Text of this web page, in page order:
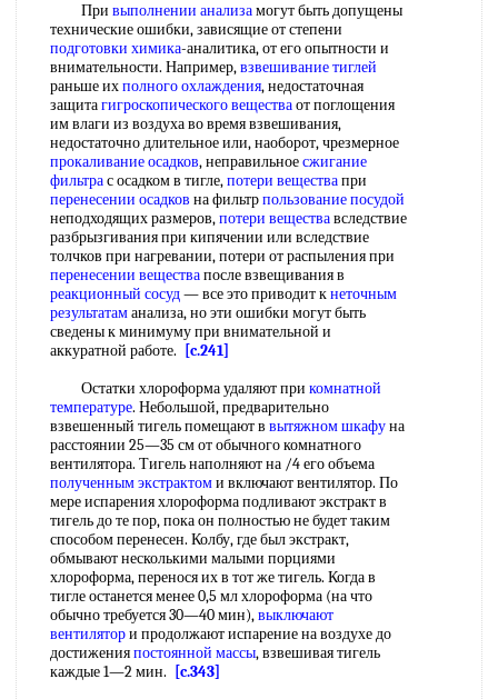
При выполнении анализамогут быть допущены
технические ошибки, зависящие от степени
подготовки химика-аналитика, от его опытности и
внимательности. Например,взвешивание тиглей
раньше ихполного охлаждения, недостаточная
защитагигроскопического веществаот поглощения
им влаги из воздуха во время взвешивания,
недостаточно длительное или, наоборот, чрезмерное
прокаливание осадков, неправильноесжигание
фильтрас осадком в тигле,потери веществапри
перенесении осадков на фильтрпользование посудой
неподходящих размеров,потери веществавследствие
разбрызгивания при кипячении или вследствие
толчков при нагревании, потери от распыления при
перенесении веществапосле взвещивания в
реакционный сосуд— все это приводит кнеточным
результатаманализа, но эти ошибки могут быть
сведены к минимуму при внимательной и
аккуратной работе.
[c.241]
Остатки хлороформа удаляют при комнатной
температуре. Небольшой, предварительно
взвешенный тигель помещают в вытяжном шкафуна
расстоянии 25—35 см от обычного комнатного
вентилятора. Тигель наполняют на /4 его объема
полученным экстрактоми включают вентилятор. По
мере испарения хлороформа подливают экстракт в
тигель до те пор, пока он полностью не будет таким
способом перенесен. Колбу, где был экстракт,
обмывают несколькими малыми порциями
хлороформа, перенося их в тот же тигель. Когда в
тигле останется менее 0,5 мл хлороформа (на что
обычно требуется 30—40 мин),выключают
вентилятори продолжают испарение на воздухе до
достиженияпостоянной массы, взвешивая тигель
каждые 1—2 мин.
[c.343]